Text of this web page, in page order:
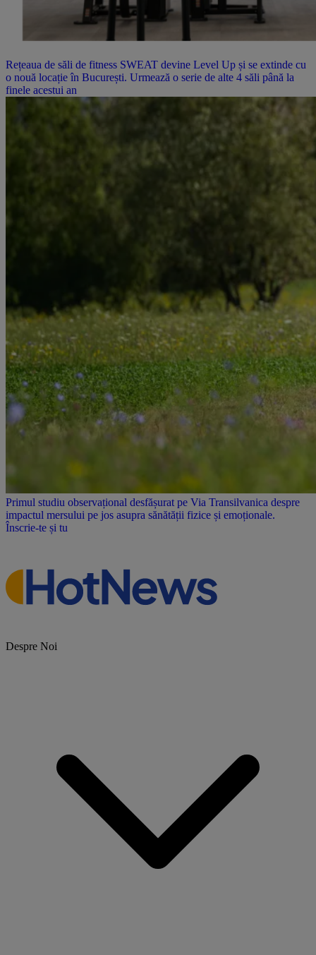
Rețeaua de săli de fitness SWEAT devine Level Up și se extinde cu
o nouă locație în București. Urmează o serie de alte 4 săli până la
finele acestui an
Primul studiu observațional desfășurat pe Via Transilvanica despre
impactul mersului pe jos asupra sănătății fizice și emoționale.
Înscrie-te și tu
Despre Noi